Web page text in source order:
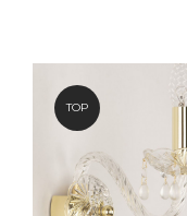
TOP